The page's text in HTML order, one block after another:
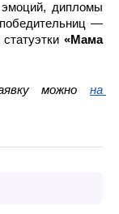
дипломы
—
«Мама
можно на